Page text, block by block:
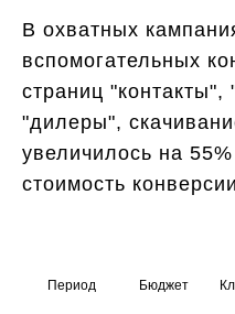
В охватных
вспомогательных
страниц "контакты",
"дилеры",
увеличилось на
стоимость
Период Бюджет